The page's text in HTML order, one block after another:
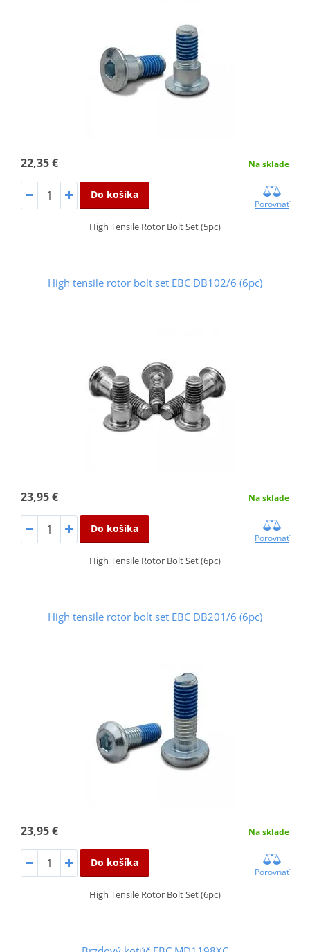
22,35 € Na sklade
Do košíka
Porovnať
High Tensile Rotor Bolt Set (5pc)
High tensile rotor bolt set EBC DB102/6 (6pc)
23,95 € Na sklade
Do košíka
Porovnať
High Tensile Rotor Bolt Set (6pc)
High tensile rotor bolt set EBC DB201/6 (6pc)
23,95 € Na sklade
Do košíka
Porovnať
High Tensile Rotor Bolt Set (6pc)